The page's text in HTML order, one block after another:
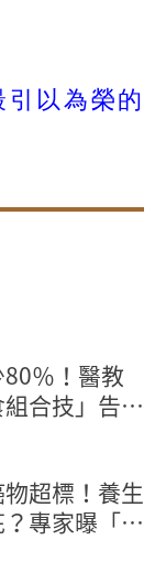
引以為榮的
％！醫教
組合技」告別
超標！養生
專家曝「製